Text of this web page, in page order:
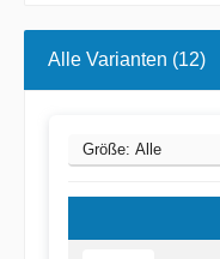
Alle Varianten (12)